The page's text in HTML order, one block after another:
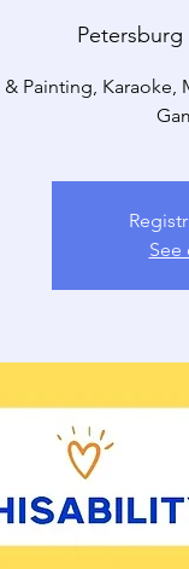
Petersburg
& Painting,
See